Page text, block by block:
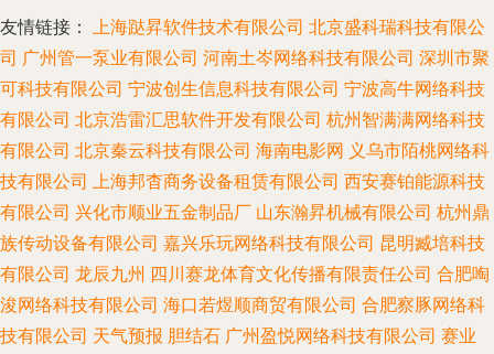
友情链接： 上海跶昇软件技术有限公司 北京盛科瑞科技有限公
司 广州管一泵业有限公司 河南土岑网络科技有限公司 深圳市聚
可科技有限公司 宁波创生信息科技有限公司 宁波高牛网络科技
有限公司 北京浩雷汇思软件开发有限公司 杭州智满满网络科技
有限公司 北京秦云科技有限公司 海南电影网 义乌市陌桃网络科
技有限公司 上海邦杳商务设备租赁有限公司 西安赛铂能源科技
有限公司 兴化市顺业五金制品厂 山东瀚昇机械有限公司 杭州鼎
族传动设备有限公司 嘉兴乐玩网络科技有限公司 昆明臧培科技
有限公司 龙辰九州 四川赛龙体育文化传播有限责任公司 合肥啕
浚网络科技有限公司 海口若煜顺商贸有限公司 合肥察豚网络科
技有限公司 天气预报 胆结石 广州盈悦网络科技有限公司 赛业